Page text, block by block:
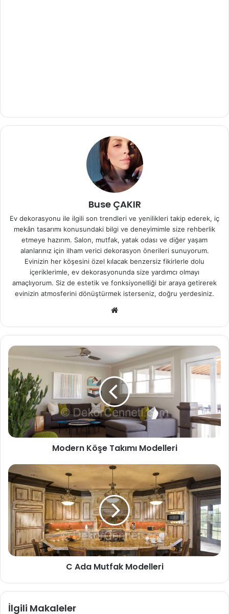
Buse ÇAKIR
Ev dekorasyonu ile ilgili son trendleri ve yenilikleri takip ederek, iç
mekân tasarımı konusundaki bilgi ve deneyimimle size rehberlik
etmeye hazırım. Salon, mutfak, yatak odası ve diğer yaşam
alanlarınız için ilham verici dekorasyon önerileri sunuyorum.
Evinizin her köşesini özel kılacak benzersiz fikirlerle dolu
içeriklerimle, ev dekorasyonunda size yardımcı olmayı
amaçlıyorum. Siz de estetik ve fonksiyonelliği bir araya getirerek
evinizin atmosferini dönüştürmek isterseniz, doğru yerdesiniz.
sit
esi
Modern Köşe Takımı Modelleri
C Ada Mutfak Modelleri
İlgili Makaleler